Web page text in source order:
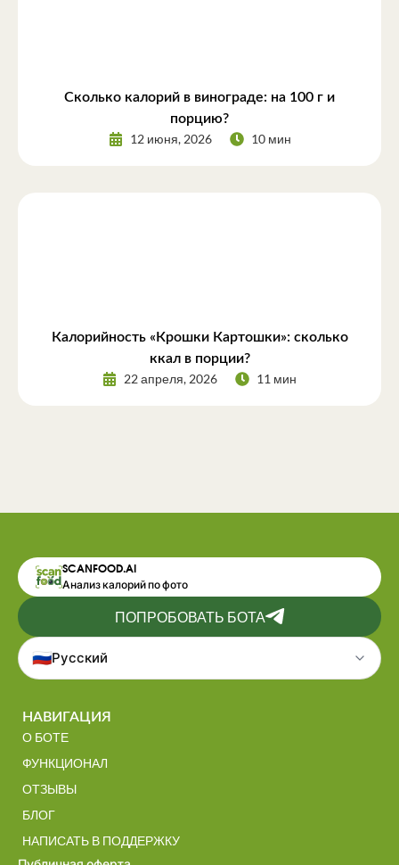
Сколько калорий в винограде: на 100 г и
порцию?
12 июня, 2026 10 мин
Калорийность «Крошки Картошки»: сколько
ккал в порции?
22 апреля, 2026 11 мин
SCANFOOD.AI
Анализ калорий по фото
ПОПРОБОВАТЬ БОТА
🇷🇺Русский
НАВИГАЦИЯ
О БОТЕ
ФУНКЦИОНАЛ
ОТЗЫВЫ
БЛОГ
НАПИСАТЬ В ПОДДЕРЖКУ